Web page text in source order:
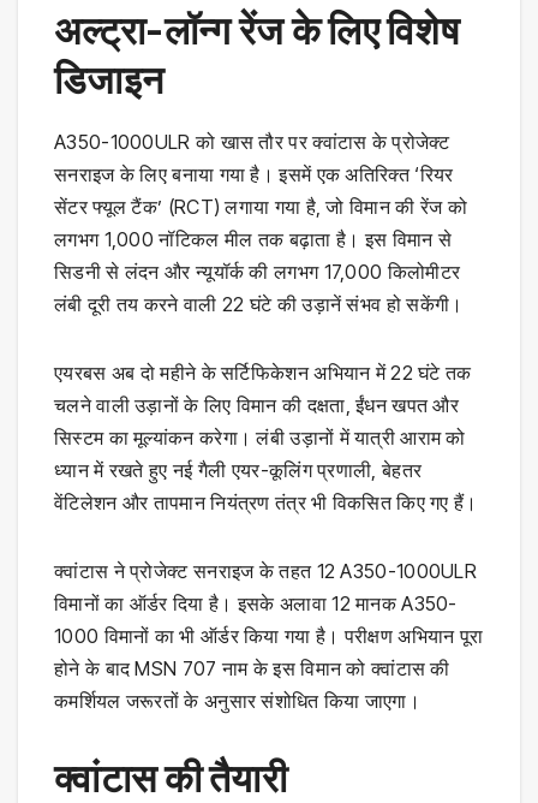
अल्ट्रा-लॉन्ग रेंज के लिए विशेष
डिजाइन
A350-1000ULR को खास तौर पर क्वांटास के प्रोजेक्ट
सनराइज के लिए बनाया गया है। इसमें एक अतिरिक्त ‘रियर
सेंटर फ्यूल टैंक’ (RCT) लगाया गया है, जो विमान की रेंज को
लगभग 1,000 नॉटिकल मील तक बढ़ाता है। इस विमान से
सिडनी से लंदन और न्यूयॉर्क की लगभग 17,000 किलोमीटर
लंबी दूरी तय करने वाली 22 घंटे की उड़ानें संभव हो सकेंगी।
एयरबस अब दो महीने के सर्टिफिकेशन अभियान में 22 घंटे तक
चलने वाली उड़ानों के लिए विमान की दक्षता, ईंधन खपत और
सिस्टम का मूल्यांकन करेगा। लंबी उड़ानों में यात्री आराम को
ध्यान में रखते हुए नई गैली एयर-कूलिंग प्रणाली, बेहतर
वेंटिलेशन और तापमान नियंत्रण तंत्र भी विकसित किए गए हैं।
क्वांटास ने प्रोजेक्ट सनराइज के तहत 12 A350-1000ULR
विमानों का ऑर्डर दिया है। इसके अलावा 12 मानक A350-
1000 विमानों का भी ऑर्डर किया गया है। परीक्षण अभियान पूरा
होने के बाद MSN 707 नाम के इस विमान को क्वांटास की
कमर्शियल जरूरतों के अनुसार संशोधित किया जाएगा।
क्वांटास की तैयारी